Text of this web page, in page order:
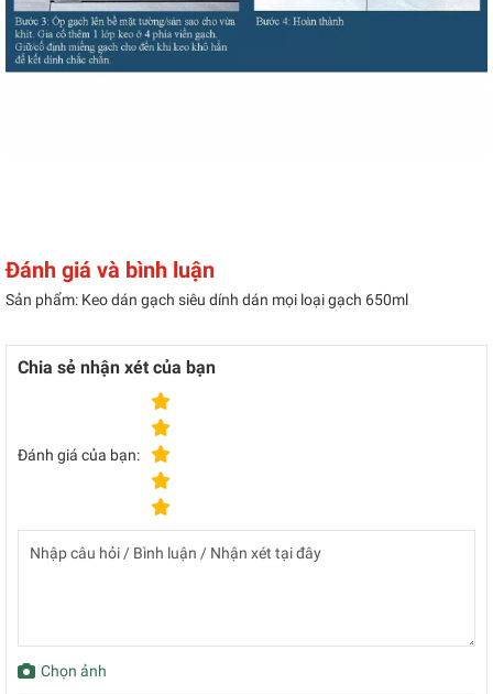
Đánh giá và bình luận
Sản phẩm: Keo dán gạch siêu dính dán mọi loại gạch 650ml
Chia sẻ nhận xét của bạn
Đánh giá của bạn:
Chọn ảnh